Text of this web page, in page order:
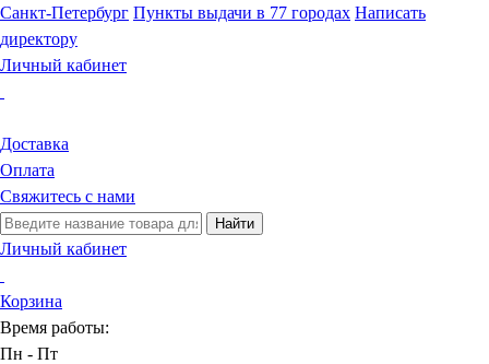
Санкт-Петербург Пункты выдачи в 77 городах Написать
директору
Личный кабинет
Доставка
Оплата
Свяжитесь с нами
Найти
Личный кабинет
Корзина
Время работы:
Пн - Пт